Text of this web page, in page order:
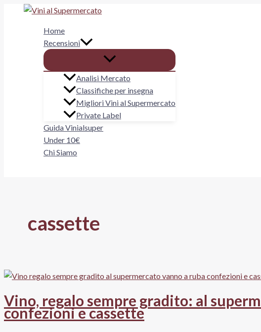
Home
Recensioni
Analisi Mercato
Classifiche per insegna
Migliori Vini al Supermercato
Private Label
Guida Vinialsuper
Under 10€
Chi Siamo
cassette
Vino, regalo sempre gradito: al
confezioni e cassette